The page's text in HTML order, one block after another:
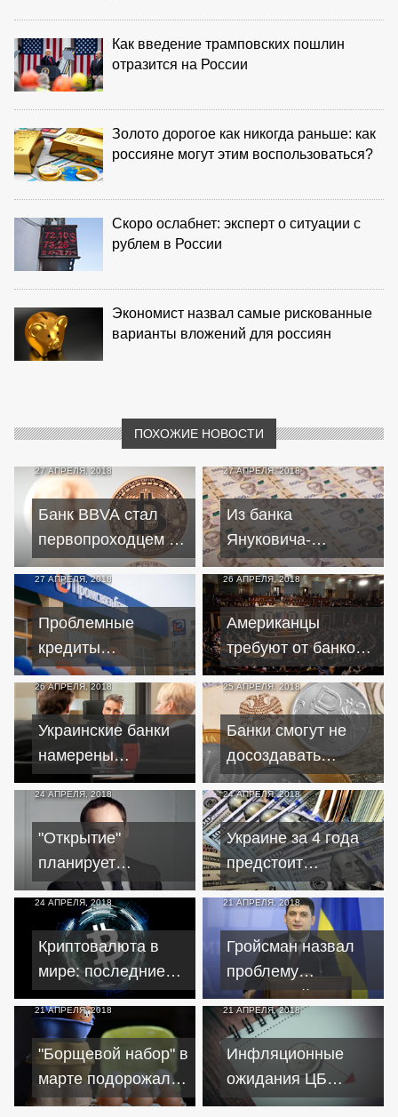
Как введение трамповских пошлин
отразится на России
Золото дорогое как никогда раньше: как
россияне могут этим воспользоваться?
Скоро ослабнет: эксперт о ситуации с
рублем в России
Экономист назвал самые рискованные
варианты вложений для россиян
ПОХОЖИЕ НОВОСТИ
27 АПРЕЛЯ, 2018
Банк BBVA стал
первопроходцем в
выдаче кредита
через блокчейн
27 АПРЕЛЯ, 2018
Из банка
Януковича-
младшего исчезли
два миллиарда
27 АПРЕЛЯ, 2018
Проблемные
кредиты
Промсвязьбанка
утроились
26 АПРЕЛЯ, 2018
Американцы
требуют от банков
раскрытия
информации о
россиянах
26 АПРЕЛЯ, 2018
Украинские банки
намерены
наращивать
кредитование
бизнеса
25 АПРЕЛЯ, 2018
Банки смогут не
досоздавать
резервы из-за
санкций
24 АПРЕЛЯ, 2018
"Открытие"
планирует
объединить все
банки группы
24 АПРЕЛЯ, 2018
Украине за 4 года
предстоит
выплатить $24
миллиарда
24 АПРЕЛЯ, 2018
Криптовалюта в
мире: последние
новости
21 АПРЕЛЯ, 2018
Гройсман назвал
проблему
украинской
экономики
21 АПРЕЛЯ, 2018
"Борщевой набор" в
марте подорожал
почти на 16
21 АПРЕЛЯ, 2018
Инфляционные
ожидания ЦБ
повысились